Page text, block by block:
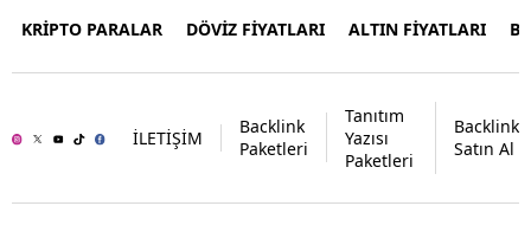
KRİPTO PARALAR DÖVİZ FİYATLARI ALTIN FİYATLARI
İLETİŞİM
Backlink
Paketleri
Tanıtım
Yazısı
Paketleri
Backlink
Satın Al